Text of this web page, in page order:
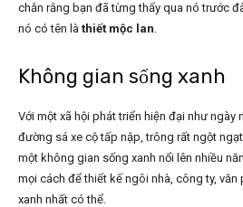
chắn rằng bạn đã từng thấy qua nó trước
nó có tên là thiết mộc lan.
Không gian sống xanh
Với một xã hội phát triển hiện đại như ngày
đường sá xe cộ tấp nập, trông rất ngột
một không gian sống xanh nổi lên nhiều
mọi cách để thiết kế ngôi nhà, công ty,
xanh nhất có thể.